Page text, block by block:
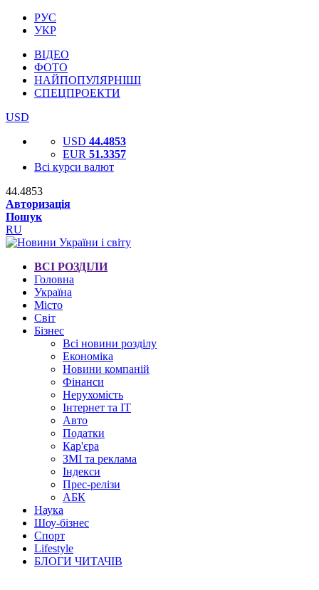
РУС
УКР
ВІДЕО
ФОТО
НАЙПОПУЛЯРНІШІ
СПЕЦПРОЕКТИ
USD
USD 44.4853
EUR 51.3357
Всі курси валют
44.4853
Авторизація
Пошук
RU
ВСІ РОЗДІЛИ
Головна
Україна
Місто
Світ
Бізнес
Всі новини розділу
Економіка
Новини компаній
Фінанси
Нерухомість
Інтернет та IT
Авто
Податки
Кар'єра
ЗМІ та реклама
Індекси
Прес-релізи
АБК
Наука
Шоу-бізнес
Спорт
Lifestyle
БЛОГИ ЧИТАЧІВ